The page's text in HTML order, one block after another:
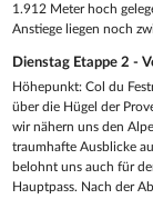
1.912 Meter hoch
Anstiege liegen noch
Dienstag Etappe 2 -
Höhepunkt: Col du
über die Hügel der
wir nähern uns den
traumhafte Ausblicke
belohnt uns auch für
Hauptpass. Nach der